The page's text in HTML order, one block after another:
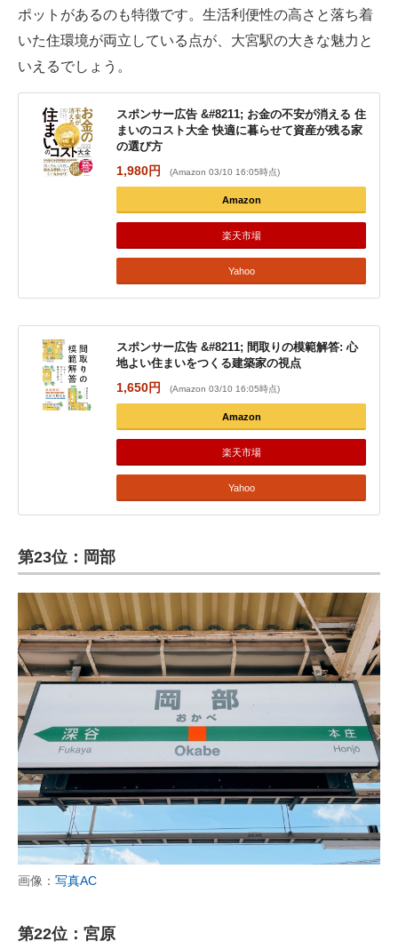
ポットがあるのも特徴です。生活利便性の高さと落ち着
いた住環境が両立している点が、大宮駅の大きな魅力と
いえるでしょう。
スポンサー広告 &#8211; お金の不安が消える 住
まいのコスト大全 快適に暮らせて資産が残る家
の選び方
1,980円 (Amazon 03/10 16:05時点)
Amazon
楽天市場
Yahoo
スポンサー広告 &#8211; 間取りの模範解答: 心
地よい住まいをつくる建築家の視点
1,650円 (Amazon 03/10 16:05時点)
Amazon
楽天市場
Yahoo
第23位：岡部
画像： 写真AC
第22位：宮原